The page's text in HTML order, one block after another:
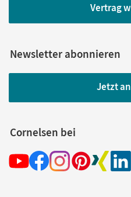
Vertrag
Newsletter abonnieren
Jetzt
Cornelsen bei